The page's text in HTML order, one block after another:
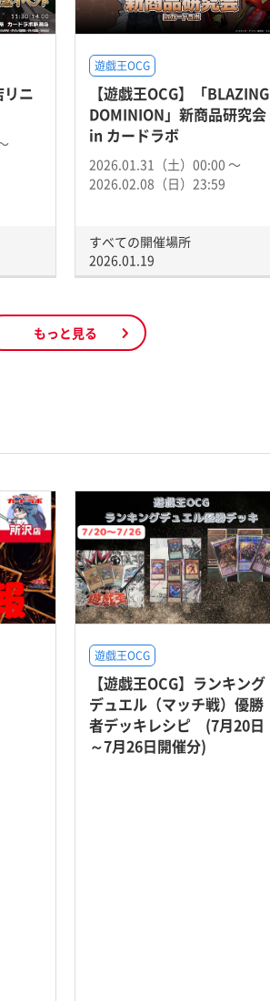
リニ
遊戯王OCG
【遊戯王OCG】「BLAZING
DOMINION」新商品研究会
in カードラボ
2026.01.31（土）00:00 〜
2026.02.08（日）23:59
すべての開催場所
2026.01.19
もっと見る
遊戯王OCG
【遊戯王OCG】ランキング
デュエル（マッチ戦）優勝
者デッキレシピ (7月20日
～7月26日開催分)